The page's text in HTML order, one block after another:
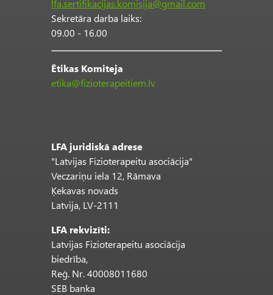
lfa.sertifikacijas.komisija@gmail.com
Sekretāra darba laiks:
09.00 - 16.00
Ētikas Komiteja
etika@fizioterapeitiem.lv
LFA juridiskā adrese
"Latvijas Fizioterapeitu asociācija"
Veczariņu iela 12, Rāmava
Ķekavas novads
Latvija, LV-2111
LFA rekvizīti:
Latvijas Fizioterapeitu asociācija
biedrība,
Reģ. Nr. 40008011680
SEB banka